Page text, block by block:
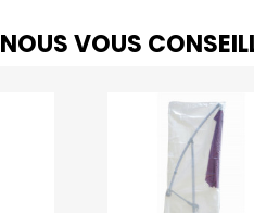
NOUS VOUS